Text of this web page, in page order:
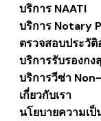
บริการ NAATI
บริการ Notary
ตรวจสอบประวั
บริการรับรองกง
บริการวีซ่า
เกี่ยวกับเรา
นโยบายความเ